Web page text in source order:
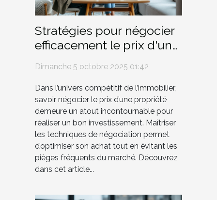
Stratégies pour négocier
efficacement le prix d'une
propriété
Dimanche 5 octobre 2025 01:42
Dans l’univers compétitif de l’immobilier,
savoir négocier le prix d’une propriété
demeure un atout incontournable pour
réaliser un bon investissement. Maîtriser
les techniques de négociation permet
d’optimiser son achat tout en évitant les
pièges fréquents du marché. Découvrez
dans cet article...